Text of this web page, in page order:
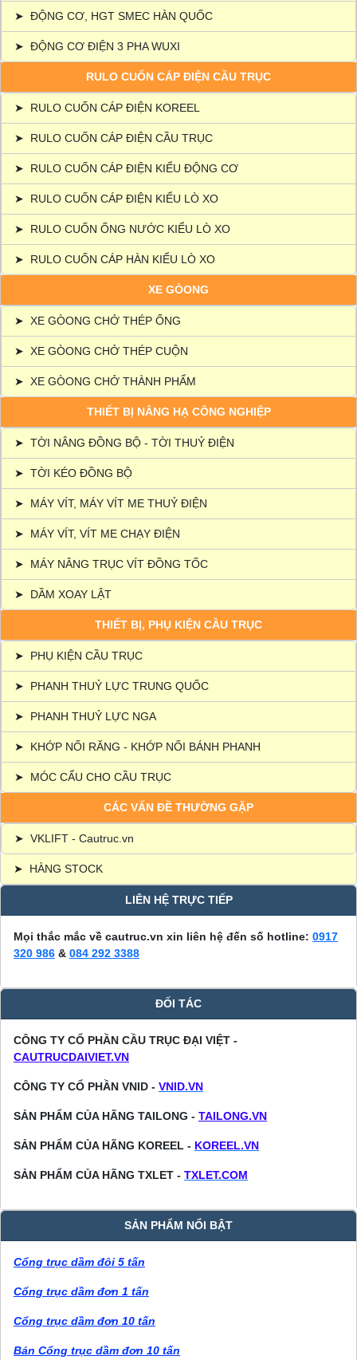
➤ ĐỘNG CƠ, HGT SMEC HÀN QUỐC
➤ ĐỘNG CƠ ĐIỆN 3 PHA WUXI
RULO CUỐN CÁP ĐIỆN CẦU TRỤC
➤ RULO CUỐN CÁP ĐIỆN KOREEL
➤ RULO CUỐN CÁP ĐIỆN CẦU TRỤC
➤ RULO CUỐN CÁP ĐIỆN KIỂU ĐỘNG CƠ
➤ RULO CUỐN CÁP ĐIỆN KIỂU LÒ XO
➤ RULO CUỐN ỐNG NƯỚC KIỂU LÒ XO
➤ RULO CUỐN CÁP HÀN KIỂU LÒ XO
XE GÒONG
➤ XE GÒONG CHỞ THÉP ỐNG
➤ XE GÒONG CHỞ THÉP CUỘN
➤ XE GÒONG CHỞ THÀNH PHẨM
THIẾT BỊ NÂNG HẠ CÔNG NGHIỆP
➤ TỜI NÂNG ĐỒNG BỘ - TỜI THUỶ ĐIỆN
➤ TỜI KÉO ĐỒNG BỘ
➤ MÁY VÍT, MÁY VÍT ME THUỶ ĐIỆN
➤ MÁY VÍT, VÍT ME CHẠY ĐIỆN
➤ MÁY NÂNG TRỤC VÍT ĐỒNG TỐC
➤ DẦM XOAY LẬT
THIẾT BỊ, PHỤ KIỆN CẦU TRỤC
➤ PHỤ KIỆN CẦU TRỤC
➤ PHANH THUỶ LỰC TRUNG QUỐC
➤ PHANH THUỶ LỰC NGA
➤ KHỚP NỐI RĂNG - KHỚP NỐI BÁNH PHANH
➤ MÓC CẨU CHO CẦU TRỤC
CÁC VẤN ĐỀ THƯỜNG GẶP
➤ VKLIFT - Cautruc.vn
➤ HÀNG STOCK
LIÊN HỆ TRỰC TIẾP
Mọi thắc mắc về cautruc.vn xin liên hệ đến số hotline: 0917
320 986 & 084 292 3388
ĐỐI TÁC
CÔNG TY CỔ PHẦN CẦU TRỤC ĐẠI VIỆT -
CAUTRUCDAIVIET.VN
CÔNG TY CỔ PHẦN VNID - VNID.VN
SẢN PHẨM CỦA HÃNG TAILONG - TAILONG.VN
SẢN PHẨM CỦA HÃNG KOREEL - KOREEL.VN
SẢN PHẨM CỦA HÃNG TXLET - TXLET.COM
SẢN PHẨM NỔI BẬT
Cổng trục dầm đôi 5 tấn
Cổng trục dầm đơn 1 tấn
Cổng trục dầm đơn 10 tấn
Bán Cổng trục dầm đơn 10 tấn